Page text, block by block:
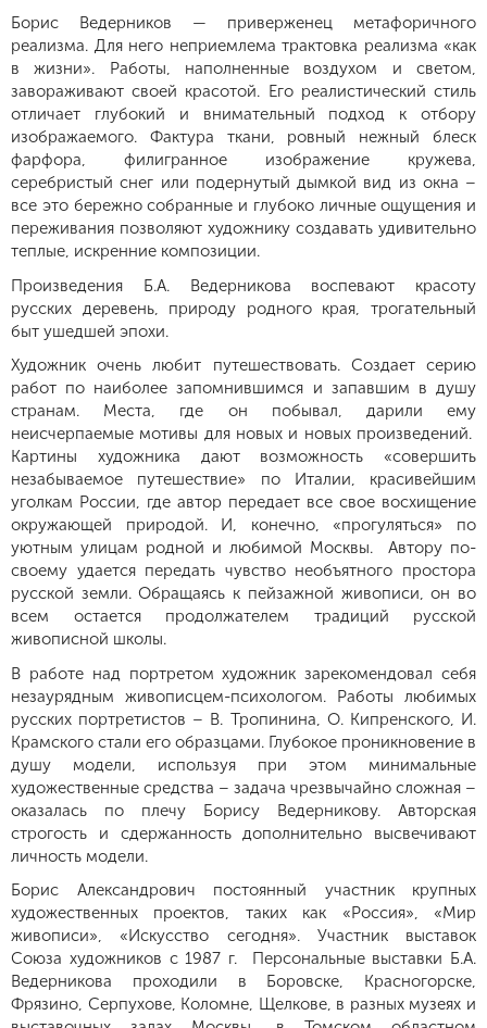
Борис Ведерников — приверженец метафоричного
реализма. Для него неприемлема трактовка реализма «как
в жизни». Работы, наполненные воздухом и светом,
завораживают своей красотой. Его реалистический стиль
отличает глубокий и внимательный подход к отбору
изображаемого. Фактура ткани, ровный нежный блеск
фарфора, филигранное изображение кружева,
серебристый снег или подернутый дымкой вид из окна –
все это бережно собранные и глубоко личные ощущения и
переживания позволяют художнику создавать удивительно
теплые, искренние композиции.
Произведения Б.А. Ведерникова воспевают красоту
русских деревень, природу родного края, трогательный
быт ушедшей эпохи.
Художник очень любит путешествовать. Создает серию
работ по наиболее запомнившимся и запавшим в душу
странам. Места, где он побывал, дарили ему
неисчерпаемые мотивы для новых и новых произведений.
Картины художника дают возможность «совершить
незабываемое путешествие» по Италии, красивейшим
уголкам России, где автор передает все свое восхищение
окружающей природой. И, конечно, «прогуляться» по
уютным улицам родной и любимой Москвы. Автору по-
своему удается передать чувство необъятного простора
русской земли. Обращаясь к пейзажной живописи, он во
всем остается продолжателем традиций русской
живописной школы.
В работе над портретом художник зарекомендовал себя
незаурядным живописцем-психологом. Работы любимых
русских портретистов – В. Тропинина, О. Кипренского, И.
Крамского стали его образцами. Глубокое проникновение в
душу модели, используя при этом минимальные
художественные средства – задача чрезвычайно сложная –
оказалась по плечу Борису Ведерникову. Авторская
строгость и сдержанность дополнительно высвечивают
личность модели.
Борис Александрович постоянный участник крупных
художественных проектов, таких как «Россия», «Мир
живописи», «Искусство сегодня». Участник выставок
Союза художников с 1987 г. Персональные выставки Б.А.
Ведерникова проходили в Боровске, Красногорске,
Фрязино, Серпухове, Коломне, Щелкове, в разных музеях и